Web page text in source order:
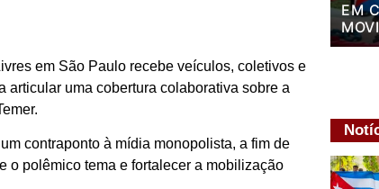
em São Paulo recebe veículos, coletivos e
uma cobertura colaborativa sobre a
contraponto à mídia monopolista, a fim de
o polêmico tema e fortalecer a mobilização
EM